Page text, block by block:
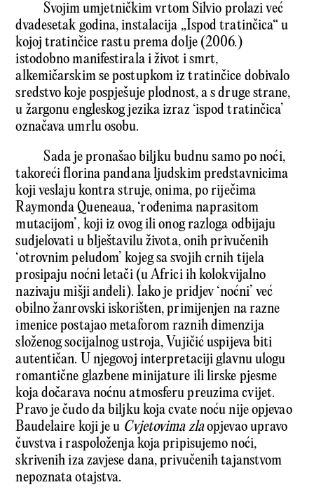
Svojim umjetničkim vrtom Silvio prolazi već
dvadesetak godina, instalacija „Ispod tratinčica“ u
kojoj tratinčice rastu prema dolje (2006.)
istodobno manifestirala i život i smrt,
alkemičarskim se postupkom iz tratinčice dobivalo
sredstvo koje pospješuje plodnost, a s druge strane,
u žargonu engleskog jezika izraz ‘ispod tratinčica’
označava umrlu osobu.
Sada je pronašao biljku budnu samo po noći,
takoreći florina pandana ljudskim predstavnicima
koji veslaju kontra struje, onima, po riječima
Raymonda Queneaua, ‘rođenima naprasitom
mutacijom’, koji iz ovog ili onog razloga odbijaju
sudjelovati u blještavilu života, onih privučenih
‘otrovnim peludom’ kojeg sa svojih crnih tijela
prosipaju noćni letači (u Africi ih kolokvijalno
nazivaju mišji anđeli). Iako je pridjev ‘noćni’ već
obilno žanrovski iskorišten, primijenjen na razne
imenice postajao metaforom raznih dimenzija
složenog socijalnog ustroja, Vujičić uspijeva biti
autentičan. U njegovoj interpretaciji glavnu ulogu
romantične glazbene minijature ili lirske pjesme
koja dočarava noćnu atmosferu preuzima cvijet.
Pravo je čudo da biljku koja cvate noću nije opjevao
Baudelaire koji je u Cvjetovima zlaopjevao upravo
čuvstva i raspoloženja koja pripisujemo noći,
skrivenih iza zavjese dana, privučenih tajanstvom
nepoznata otajstva.